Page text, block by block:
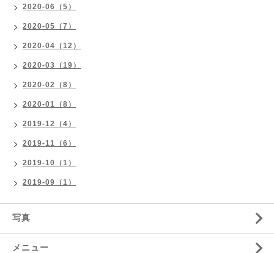
2020-06（5）
2020-05（7）
2020-04（12）
2020-03（19）
2020-02（8）
2020-01（8）
2019-12（4）
2019-11（6）
2019-10（1）
2019-09（1）
写真
メニュー